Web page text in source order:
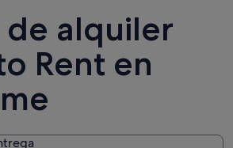
de alquiler
Rent en